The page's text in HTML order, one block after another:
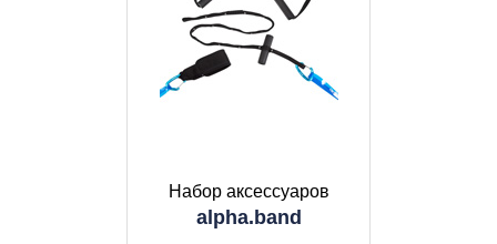
Набор аксессуаров
alpha.band